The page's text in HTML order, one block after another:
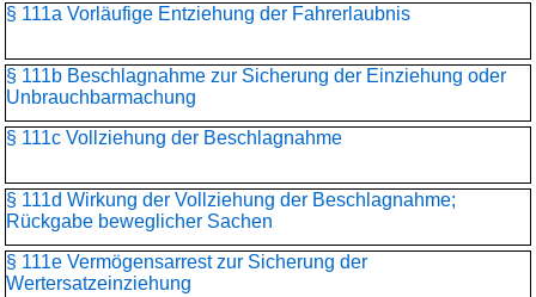
§ 111a Vorläufige Entziehung der Fahrerlaubnis
§ 111b Beschlagnahme zur Sicherung der Einziehung oder
Unbrauchbarmachung
§ 111c Vollziehung der Beschlagnahme
§ 111d Wirkung der Vollziehung der Beschlagnahme;
Rückgabe beweglicher Sachen
§ 111e Vermögensarrest zur Sicherung der
Wertersatzeinziehung